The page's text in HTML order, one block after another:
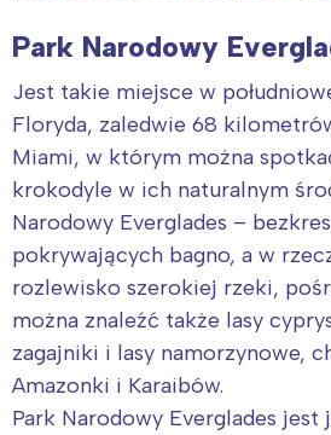
Park Narodowy
Jest takie miejsce w
Floryda, zaledwie 68
Miami, w którym można
krokodyle w ich naturalnym
Narodowy Everglades –
pokrywających bagno, a w
rozlewisko szerokiej rzeki,
można znaleźć także lasy
zagajniki i lasy namorzynowe,
Amazonki i Karaibów.
Park Narodowy Everglades jest